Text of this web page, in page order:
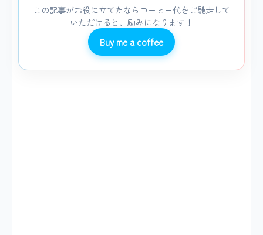
この記事がお役に立てたならコーヒー代をご馳走して
いただけると、励みになります！
Buy me a coffee